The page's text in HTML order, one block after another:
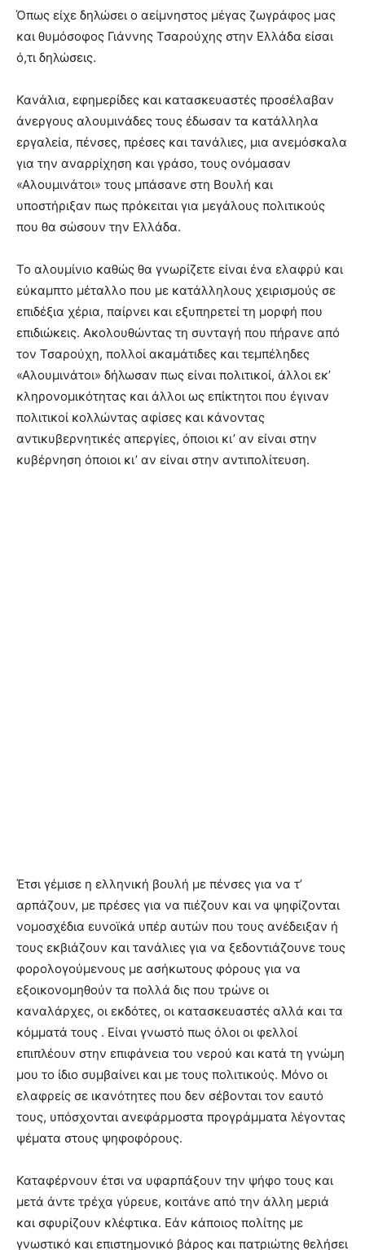
Όπως είχε δηλώσει ο αείμνηστος μέγας ζωγράφος μας
και θυμόσοφος Γιάννης Τσαρούχης στην Ελλάδα είσαι
ό,τι δηλώσεις.
Κανάλια, εφημερίδες και κατασκευαστές προσέλαβαν
άνεργους αλουμινάδες τους έδωσαν τα κατάλληλα
εργαλεία, πένσες, πρέσες και τανάλιες, μια ανεμόσκαλα
για την αναρρίχηση και γράσο, τους ονόμασαν
«Αλουμινάτοι» τους μπάσανε στη Βουλή και
υποστήριξαν πως πρόκειται για μεγάλους πολιτικούς
που θα σώσουν την Ελλάδα.
Το αλουμίνιο καθώς θα γνωρίζετε είναι ένα ελαφρύ και
εύκαμπτο μέταλλο που με κατάλληλους χειρισμούς σε
επιδέξια χέρια, παίρνει και εξυπηρετεί τη μορφή που
επιδιώκεις. Ακολουθώντας τη συνταγή που πήρανε από
τον Τσαρούχη, πολλοί ακαμάτιδες και τεμπέληδες
«Αλουμινάτοι» δήλωσαν πως είναι πολιτικοί, άλλοι εκ’
κληρονομικότητας και άλλοι ως επίκτητοι που έγιναν
πολιτικοί κολλώντας αφίσες και κάνοντας
αντικυβερνητικές απεργίες, όποιοι κι’ αν είναι στην
κυβέρνηση όποιοι κι’ αν είναι στην αντιπολίτευση.
Έτσι γέμισε η ελληνική βουλή με πένσες για να τ’
αρπάζουν, με πρέσες για να πιέζουν και να ψηφίζονται
νομοσχέδια ευνοϊκά υπέρ αυτών που τους ανέδειξαν ή
τους εκβιάζουν και τανάλιες για να ξεδοντιάζουνε τους
φορολογούμενους με ασήκωτους φόρους για να
εξοικονομηθούν τα πολλά δις που τρώνε οι
καναλάρχες, οι εκδότες, οι κατασκευαστές αλλά και τα
κόμματά τους . Είναι γνωστό πως όλοι οι φελλοί
επιπλέουν στην επιφάνεια του νερού και κατά τη γνώμη
μου το ίδιο συμβαίνει και με τους πολιτικούς. Μόνο οι
ελαφρείς σε ικανότητες που δεν σέβονται τον εαυτό
τους, υπόσχονται ανεφάρμοστα προγράμματα λέγοντας
ψέματα στους ψηφοφόρους.
Καταφέρνουν έτσι να υφαρπάξουν την ψήφο τους και
μετά άντε τρέχα γύρευε, κοιτάνε από την άλλη μεριά
και σφυρίζουν κλέφτικα. Εάν κάποιος πολίτης με
γνωστικό και επιστημονικό βάρος και πατριώτης θελήσει